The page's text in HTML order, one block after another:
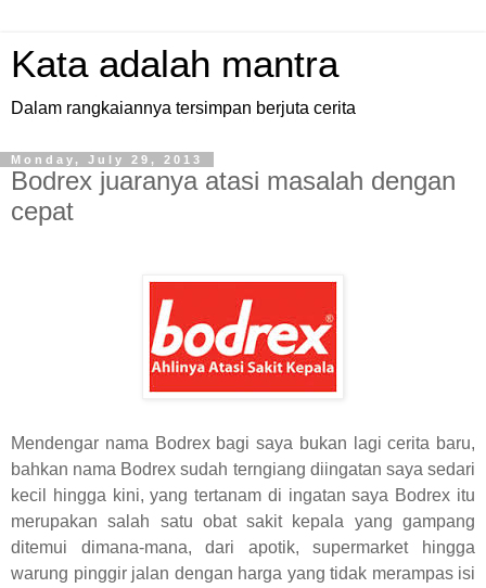
Kata adalah mantra
Dalam rangkaiannya tersimpan berjuta cerita
Monday, July 29, 2013
Bodrex juaranya atasi masalah dengan
cepat
Mendengar nama Bodrex bagi saya bukan lagi cerita baru,
bahkan nama Bodrex sudah terngiang diingatan saya sedari
kecil hingga kini, yang tertanam di ingatan saya Bodrex itu
merupakan salah satu obat sakit kepala yang gampang
ditemui dimana-mana, dari apotik, supermarket hingga
warung pinggir jalan dengan harga yang tidak merampas isi